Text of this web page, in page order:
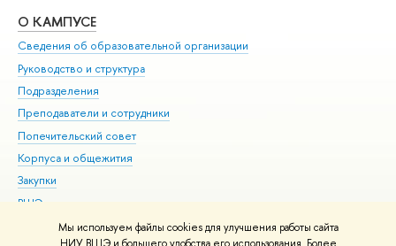
Мы используем файлы cookies для улучшения работы сайта
О КАМПУСЕ
Сведения об образовательной организации
Руководство и структура
Подразделения
Преподаватели и сотрудники
Попечительский совет
Корпуса и общежития
Закупки
ВШЭ для студентов с ограниченными возможностями
здоровья и инвалидностью
Версия для слабовидящих